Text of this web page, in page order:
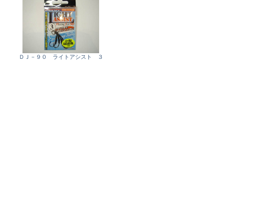
ＤＪ－９０ ライトアシスト ３